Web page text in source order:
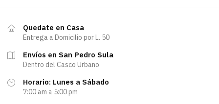
Quedate en Casa
Entrega a Domicilio por L. 50
Envíos en San Pedro Sula
Dentro del Casco Urbano
Horario: Lunes a Sábado
7:00 am a 5:00 pm